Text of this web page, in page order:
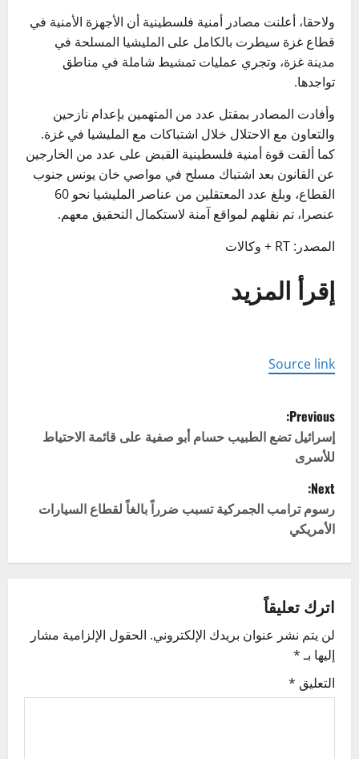
ولاحقا، أعلنت مصادر أمنية فلسطينية أن الأجهزة الأمنية في
قطاع غزة سيطرت بالكامل على المليشيا المسلحة في
مدينة غزة، وتجري عمليات تمشيط شاملة في مناطق
تواجدها.
وأفادت المصادر بمقتل عدد من المتهمين بإعدام نازحين
والتعاون مع الاحتلال خلال اشتباكات مع المليشيا في غزة.
كما ألقت قوة أمنية فلسطينية القبض على عدد من الخارجين
عن القانون بعد اشتباك مسلح في مواصي خان يونس جنوب
القطاع، وبلغ عدد المعتقلين من عناصر المليشيا نحو 60
عنصرا، تم نقلهم لمواقع آمنة لاستكمال التحقيق معهم.
المصدر: RT + وكالات
إقرأ المزيد
Source link
P
o
s
t
n
v
i
g
Previous:
إسرائيل تضع الطبيب حسام أبو صفية على قائمة الاحتياط
للأسرى
Next:
رسوم ترامب الجمركية تسبب ضرراً بالغاً لقطاع السيارات
الأمريكي
اترك تعليقاً
لن يتم نشر عنوان بريدك الإلكتروني. الحقول الإلزامية مشار
إليها بـ*
التعليق *